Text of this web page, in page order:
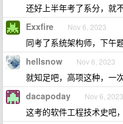
还好上半年考了系分，就
Exxfire Nov 6, 2023
同考了系统架构师，下午
hellsnow Nov 6, 2023
就知足吧，高项这种，一
dacapoday Nov 6, 2023
这考的软件工程技术史吧